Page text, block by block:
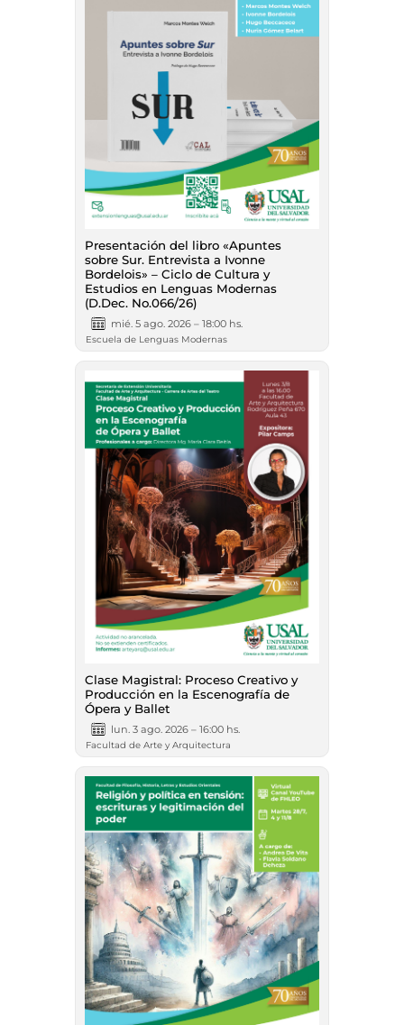
Presentación del libro «Apuntes
sobre Sur. Entrevista a Ivonne
Bordelois» – Ciclo de Cultura y
Estudios en Lenguas Modernas
(D.Dec. No.066/26)
mié. 5 ago. 2026 – 18:00 hs.
Escuela de Lenguas Modernas
Clase Magistral: Proceso Creativo y
Producción en la Escenografía de
Ópera y Ballet
lun. 3 ago. 2026 – 16:00 hs.
Facultad de Arte y Arquitectura